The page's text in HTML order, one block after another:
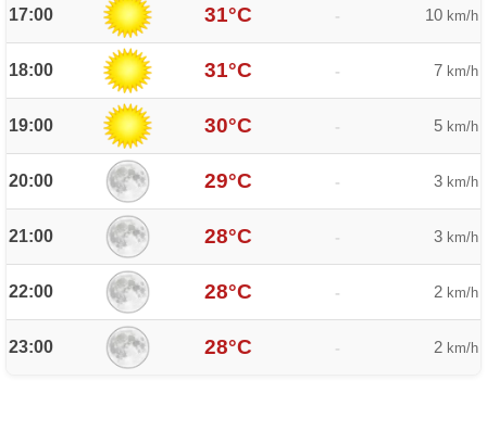
17:00 31°C - 10 km/h
18:00 31°C - 7 km/h
19:00 30°C - 5 km/h
20:00 29°C - 3 km/h
21:00 28°C - 3 km/h
22:00 28°C - 2 km/h
23:00 28°C - 2 km/h